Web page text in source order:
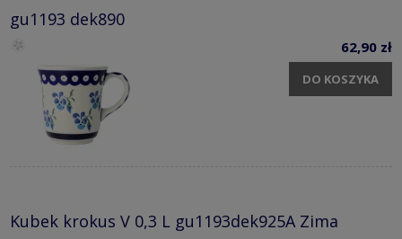
gu1193 dek890
62,90 zł
DO KOSZYKA
Kubek krokus V 0,3 L gu1193dek925A Zima